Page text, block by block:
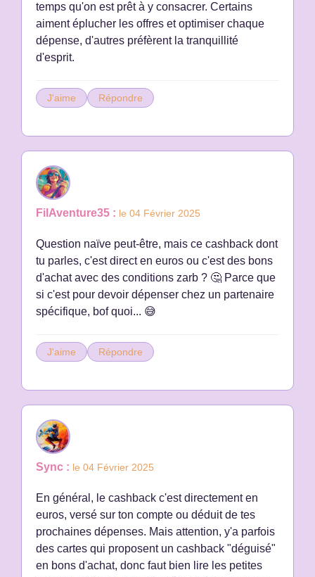
temps qu'on est prêt à y consacrer. Certains
aiment éplucher les offres et optimiser chaque
dépense, d'autres préfèrent la tranquillité
d'esprit.
J'aime Répondre
FilAventure35 : le 04 Février 2025
Question naïve peut-être, mais ce cashback dont
tu parles, c'est direct en euros ou c'est des bons
d'achat avec des conditions zarb ? 🤔 Parce que
si c'est pour devoir dépenser chez un partenaire
spécifique, bof quoi... 😅
J'aime Répondre
Sync : le 04 Février 2025
En général, le cashback c'est directement en
euros, versé sur ton compte ou déduit de tes
prochaines dépenses. Mais attention, y'a parfois
des cartes qui proposent un cashback "déguisé"
en bons d'achat, donc faut bien lire les petites